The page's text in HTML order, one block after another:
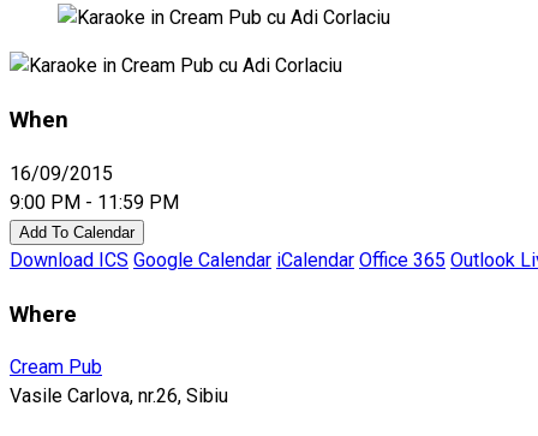
When
16/09/2015
9:00 PM - 11:59 PM
Add To Calendar
Download ICS Google Calendar iCalendar Office 365 Outlook
Where
Cream Pub
Vasile Carlova, nr.26, Sibiu